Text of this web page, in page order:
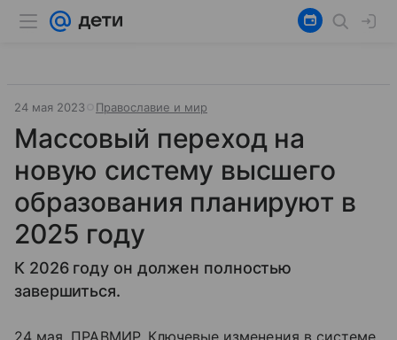
24 мая 2023 Православие и мир
Массовый переход на
новую систему высшего
образования планируют в
2025 году
К 2026 году он должен полностью
завершиться.
24 мая. ПРАВМИР. Ключевые изменения в системе